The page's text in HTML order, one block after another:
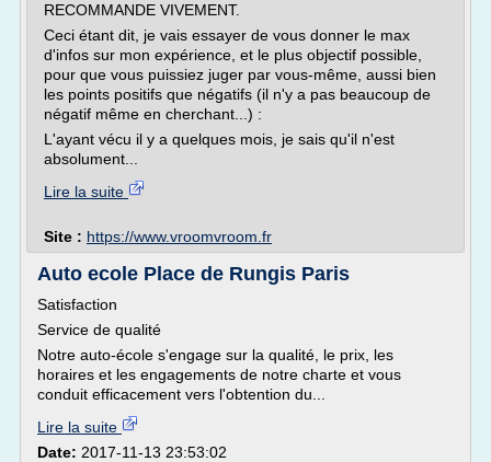
RECOMMANDE VIVEMENT.
Ceci étant dit, je vais essayer de vous donner le max
d'infos sur mon expérience, et le plus objectif possible,
pour que vous puissiez juger par vous-même, aussi bien
les points positifs que négatifs (il n'y a pas beaucoup de
négatif même en cherchant...) :
L'ayant vécu il y a quelques mois, je sais qu'il n'est
absolument...
Lire la suite
Site : https://www.vroomvroom.fr
Auto ecole Place de Rungis Paris
Satisfaction
Service de qualité
Notre auto-école s'engage sur la qualité, le prix, les
horaires et les engagements de notre charte et vous
conduit efficacement vers l'obtention du...
Lire la suite
Date: 2017-11-13 23:53:02